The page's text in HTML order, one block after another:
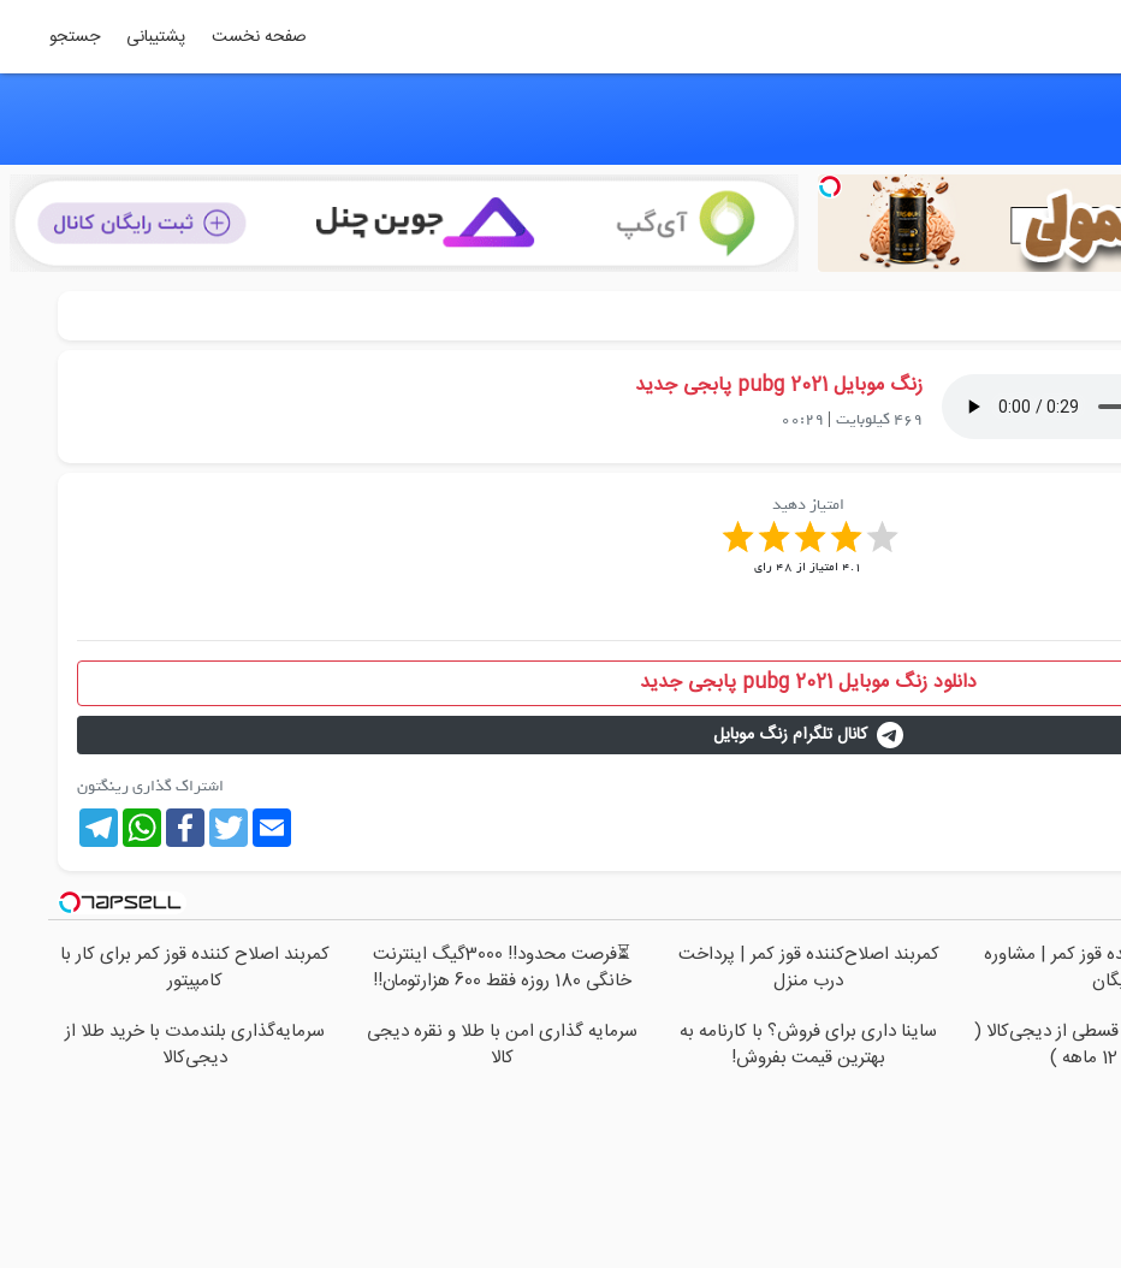
صفحه نخست پشتیبانی جستجو
زنگ موبایل pubg 2021 پابجی جدید
469 کیلوبایت |
00:29
امتیاز دهید
4.1 امتیاز از 48رای
دانلود زنگ موبایل pubg 2021 پابجی جدید
کانال تلگرام زنگ موبایل
اشتراک گذاری رینگتون
Telegram
WhatsAppFacebookTwitterEmail
قوز کمر | مشاوره
کمربند اصلاح‌کننده قوز کمر | پرداخت
درب منزل
⏳فرصت محدود!! 3000گیگ اینترنت
خانگی 180 روزه فقط 600 هزارتومان!!
کمربند اصلاح کننده قوز کمر برای کار با
کامپیتور
از دیجی‌کالا (
ساینا داری برای فروش؟ با کارنامه به
بهترین قیمت بفروش!
سرمایه گذاری امن با طلا و نقره دیجی
کالا
سرمایه‌گذاری بلندمدت با خرید طلا از
دیجی‌کالا